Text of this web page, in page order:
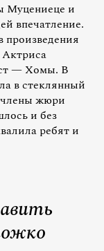
Муцениеце и
впечатление.
произведения
— Хомы. В
в стеклянный
члены жюри
и без
ребят и